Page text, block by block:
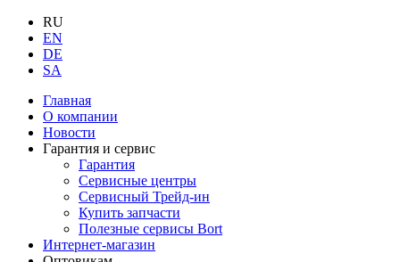
RU
EN
DE
SA
Главная
О компании
Новости
Гарантия и сервис
Гарантия
Сервисные центры
Сервисный Трейд-ин
Купить запчасти
Полезные сервисы Bort
Интернет-магазин